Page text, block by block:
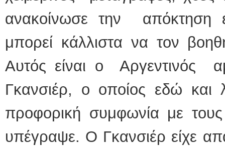
ανακοίνωσε την απόκτηση
μπορεί κάλλιστα να τον
Αυτός είναι ο Αργεντινός
Γκανσιέρ, ο οποίος εδώ και
προφορική συμφωνία με τους
υπέγραψε. Ο Γκανσιέρ είχε